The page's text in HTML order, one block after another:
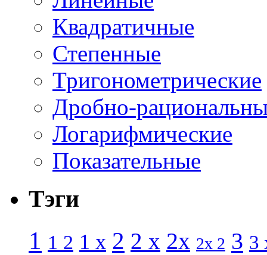
Квадратичные
Степенные
Тригонометрические
Дробно-
Логарифмические
Показательные
Тэги
1 1 2 1 x 2 2 x 2x 2x 2 3 3